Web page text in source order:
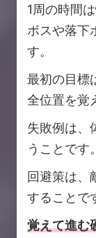
1周の時間
ボスや落下
す。
最初の目標
全位置を覚
失敗例は、
うことです。
回避策は、
することで
覚えて進む